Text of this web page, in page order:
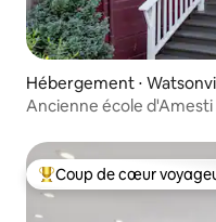
Hébergement ⋅
Ancienne école
Coups de cœur
Coup de cœur